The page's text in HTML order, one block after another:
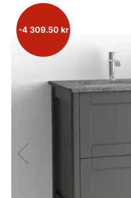
-4 309.50 kr